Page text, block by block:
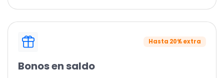
Hasta 20% extra
Bonos en saldo